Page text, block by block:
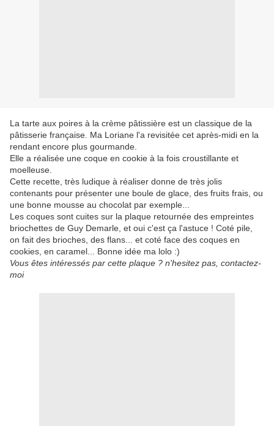
La tarte aux poires à la crème pâtissière est un classique de la
pâtisserie française. Ma Loriane l'a revisitée cet après-midi en la
rendant encore plus gourmande.
Elle a réalisée une coque en cookie à la fois croustillante et
moelleuse.
Cette recette, très ludique à réaliser donne de très jolis
contenants pour présenter une boule de glace, des fruits frais, ou
une bonne mousse au chocolat par exemple...
Les coques sont cuites sur la plaque retournée des empreintes
briochettes de Guy Demarle, et oui c'est ça l'astuce ! Coté pile,
on fait des brioches, des flans... et coté face des coques en
cookies, en caramel... Bonne idée ma lolo :)
Vous êtes intéressés par cette plaque ? n'hesitez pas, contactez-
moi